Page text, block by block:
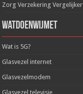
Zorg Verzekering Vergelijker
WatDoenWijMet
Wat is 5G?
Glasvezel internet
Glasvezelmodem
Glasvezel televisie